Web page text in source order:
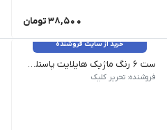
38,500تومان
خرید از سایت فروشنده
ست 6 رنگ ماژیک هایلایت پاستلی مینی معطر مپرومکس 712
فروشنده: تحریر کلیک